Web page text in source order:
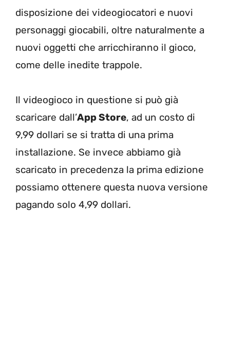
disposizione dei videogiocatori e nuovi
personaggi giocabili, oltre naturalmente a
nuovi oggetti che arricchiranno il gioco,
come delle inedite trappole.
Il videogioco in questione si può già
scaricare dall’App Store, ad un costo di
9,99 dollari se si tratta di una prima
installazione. Se invece abbiamo già
scaricato in precedenza la prima edizione
possiamo ottenere questa nuova versione
pagando solo 4,99 dollari.